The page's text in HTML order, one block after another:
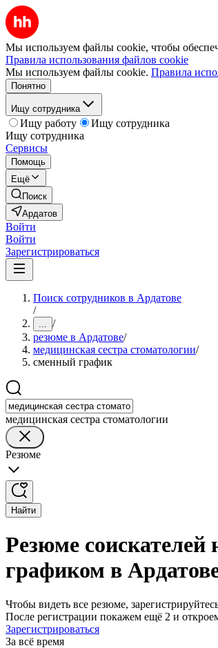
Мы используем файлы cookie, чтобы
Правила использования файлов cookie
Мы используем файлы cookie. Правила
Понятно
Ищу сотрудника
Ищу работу
Ищу сотрудника
Ищу сотрудника
Сервисы
Помощь
Ещё
Поиск
Ардатов
Войти
Войти
Зарегистрироваться
Поиск сотрудников в Ардатове
/
... /
резюме в Ардатове/
медицинская сестра стоматологии/
сменный график
медицинская сестра стоматологии
Резюме
Найти
Резюме
графиком в
Чтобы видеть все резюме,
После регистрации покажем ещё 2 и
Зарегистрироваться
За всё время